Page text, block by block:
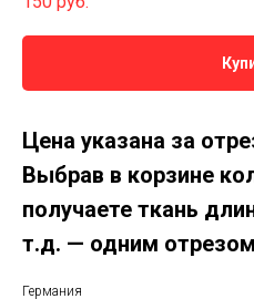
Цена указана за
Выбрав в корзине
получаете ткань
т.д. — одним
Германия